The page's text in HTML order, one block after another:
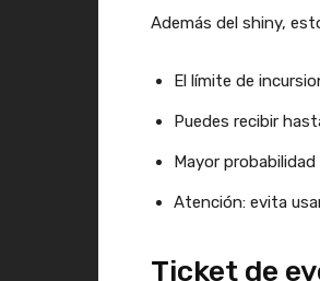
Además del shiny,
El límite de
Puedes recibir
Mayor
Atención: evita
Ticket de